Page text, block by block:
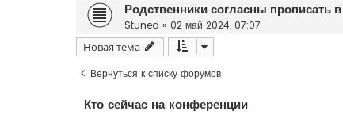
Родственники согласны прописать
Stuned » 02 май 2024, 07:07
Новая тема
Вернуться к списку форумов
Кто сейчас на конференции